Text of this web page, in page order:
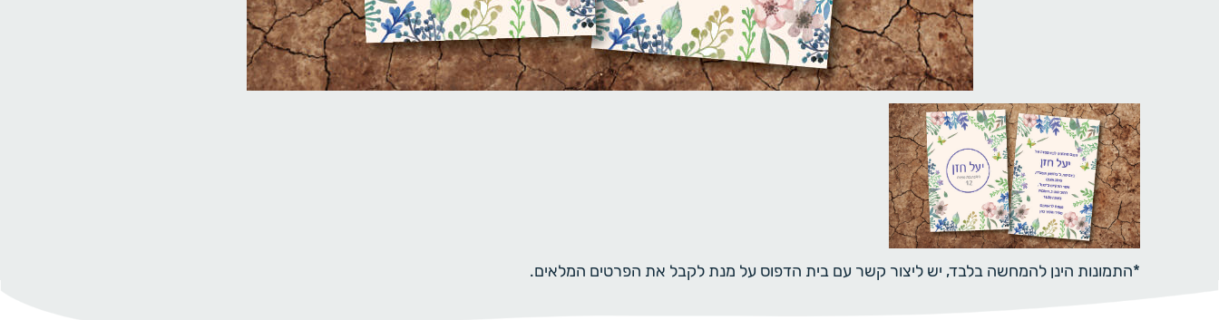
*התמונות הינן להמחשה בלבד, יש ליצור קשר עם בית הדפוס על מנת לקבל את הפרטים המלאים.